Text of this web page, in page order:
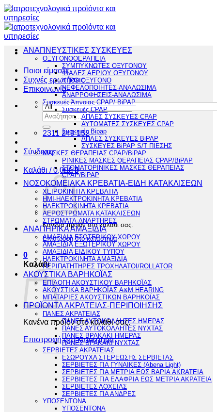
Μετάβαση
στο
περιεχόμενο
Ποιοι είμαστε
Συχνές ερωτήσεις
Επικοινωνία
Αναζήτηση
για:
2311 249 152
Σύνδεση
Καλάθι /0,00€ 0
Κανένα προϊόν στο καλάθι σας.
Επιστροφή στο κατάστημα
0
Καλάθι
Κανένα προϊόν στο καλάθι σας.
Επιστροφή στο κατάστημα
ΑΝΑΠΝΕΥΣΤΙΚΕΣ ΣΥΣΚΕΥΕΣ
ΟΞΥΓΟΝΟΘΕΡΑΠΕΙΑ
ΣΥΜΠΥΚΝΩΤΕΣ ΟΞΥΓΟΝΟΥ
ΦΙΑΛΕΣ ΑΕΡΙΟΥ ΟΞΥΓΟΝΟΥ
ΥΓΡΟ ΟΞΥΓΟΝΟ
ΝΕΦΕΛΟΠΟΙΗΤΕΣ-ΑΝΑΛΩΣΙΜΑ
ΑΝΑΡΡΟΦΗΣΕΙΣ-ΑΝΑΛΩΣΙΜΑ
Συσκευές Άπνοιας CPAP/ BiPAP
Συσκευές CPAP
ΑΠΛΕΣ ΣΥΣΚΕΥΕΣ CPAP
ΑΥΤΟΜΑΤΕΣ ΣΥΣΚΕΥΕΣ CPAP
Συσκευές Bipap
ΑΠΛΕΣ ΣΥΣΚΕΥΕΣ BiPAP
ΣΥΣΚΕΥΕΣ BiPAP S/T ΠΙΕΣΗΣ
ΜΑΣΚΕΣ ΘΕΡΑΠΕΙΑΣ CPAP/BiPAP
ΡΙΝΙΚΕΣ ΜΑΣΚΕΣ ΘΕΡΑΠΕΙΑΣ CPAP/BiPAP
ΣΤΟΜΑΤΟΡΙΝΙΚΕΣ ΜΑΣΚΕΣ ΘΕΡΑΠΕΙΑΣ
CPAP/BiPAP
ΝΟΣΟΚΟΜΕΙΑΚΑ ΚΡΕΒΑΤΙΑ-ΕΙΔΗ ΚΑΤΑΚΛΙΣΕΩΝ
ΧΕΙΡΟΚΙΝΗΤΑ ΚΡΕΒΑΤΙΑ
ΗΜΙ-ΗΛΕΚΤΡΟΚΙΝΗΤΑ ΚΡΕΒΑΤΙΑ
ΗΛΕΚΤΡΟΚΙΝΗΤΑ ΚΡΕΒΑΤΙΑ
ΑΕΡΟΣΤΡΩΜΑΤΑ ΚΑΤΑΚΛΙΣΕΩΝ
ΣΤΡΩΜΑΤΑ-ΑΝΑΡΤΗΡΕΣ
ΑΝΑΠΗΡΙΚΑ ΑΜΑΞΙΔΙΑ
ΑΜΑΞΙΔΙΑ ΕΣΩΤΕΡΙΚΟΥ ΧΩΡΟΥ
ΑΜΑΞΙΔΙΑ ΕΞΩΤΕΡΙΚΟΥ ΧΩΡΟΥ
ΑΜΑΞΙΔΙΑ ΕΙΔΙΚΟΥ ΤΥΠΟΥ
ΗΛΕΚΤΡΟΚΙΝΗΤΑ ΑΜΑΞΙΔΙΑ
ΠΕΡΙΠΑΤΗΤΗΡΕΣ ΤΡΟΧΗΛΑΤΟΙ/ROLLATOR
ΑΚΟΥΣΤΙΚΑ ΒΑΡΗΚΟΪΑΣ
ΕΠΙΛΟΓΗ ΑΚΟΥΣΤΙΚΟΥ ΒΑΡΗΚΟΪΑΣ
ΑΚΟΥΣΤΙΚΑ ΒΑΡΗΚΟΪΑΣ A&M HEARING
ΜΠΑΤΑΡΙΕΣ ΑΚΟΥΣΤΙΚΩΝ ΒΑΡΗΚΟΪΑΣ
ΠΡΟΪΟΝΤΑ ΑΚΡΑΤΕΙΑΣ-ΠΕΡΙΠΟΙΗΣΗΣ
ΠΑΝΕΣ ΑΚΡΑΤΕΙΑΣ
ΠΑΝΕΣ ΑΥΤΟΚΟΛΛΗΤΕΣ ΗΜΕΡΑΣ
ΠΑΝΕΣ ΑΥΤΟΚΟΛΛΗΤΕΣ ΝΥΧΤΑΣ
ΠΑΝΕΣ ΒΡΑΚΑΚΙ ΗΜΕΡΑΣ
ΠΑΝΕΣ ΒΡΑΚΑΚΙ ΝΥΧΤΑΣ
ΣΕΡΒΙΕΤΕΣ ΑΚΡΑΤΕΙΑΣ
ΕΣΩΡΟΥΧΑ ΣΤΕΡΕΩΣΗΣ ΣΕΡΒΙΕΤΑΣ
ΣΕΡΒΙΕΤΕΣ ΓΙΑ ΓΥΝΑΙΚΕΣ (Abena Light)
ΣΕΡΒΙΕΤΕΣ ΓΙΑ ΜΕΤΡΙΑ ΕΩΣ ΒΑΡΙΑ AKRATEIA
ΣΕΡΒΙΕΤΕΣ ΓΙΑ ΕΛΑΦΡΙΑ ΕΩΣ ΜΕΤΡΙΑ ΑΚΡΑΤΕΙΑ
ΣΕΡΒΙΕΤΕΣ ΛΟΧΕΙΑΣ
ΣΕΡΒΙΕΤΕΣ ΓΙΑ ΑΝΔΡΕΣ
ΥΠΟΣΕΝΤΟΝΑ
ΥΠΟΣΕΝΤΟΝΑ